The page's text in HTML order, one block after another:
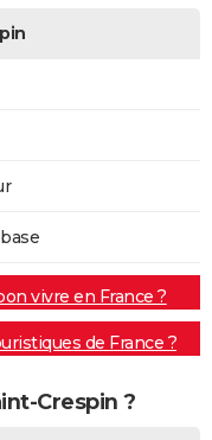
vivre en France ?
de France ?
Crespin ?